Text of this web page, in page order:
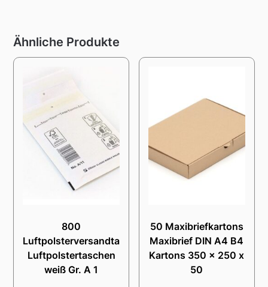
Ähnliche Produkte
800
Luftpolsterversandtaschen
Luftpolstertaschen
weiß Gr. A 1
50 Maxibriefkartons
Maxibrief DIN A4 B4
Kartons 350 x 250 x
50